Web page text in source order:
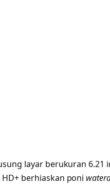
layar berukuran 6.21
berhiaskan poni